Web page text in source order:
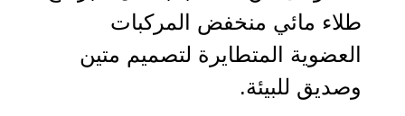
طلاء مائي منخفض المركبات
العضوية المتطايرة لتصميم متين
وصديق للبيئة.